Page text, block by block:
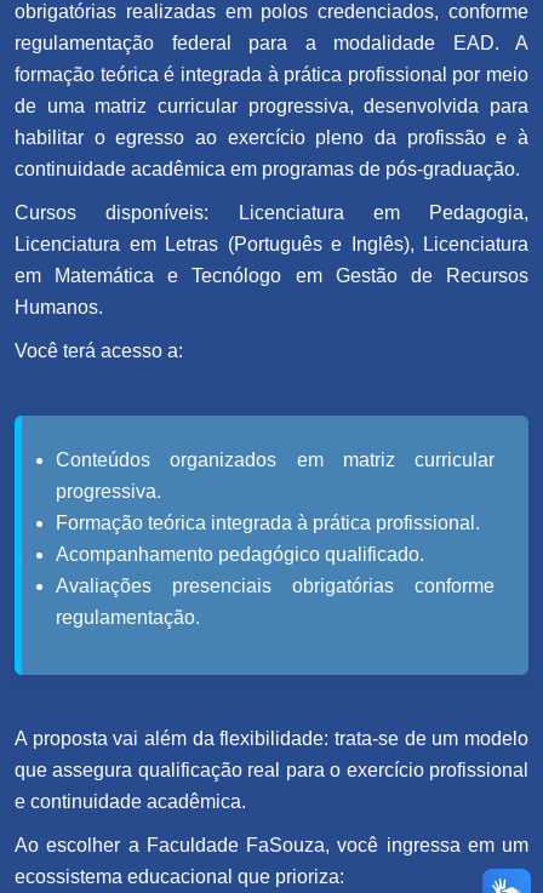
obrigatórias realizadas em polos credenciados, conforme
regulamentação federal para a modalidade EAD. A
formação teórica é integrada à prática profissional por meio
de uma matriz curricular progressiva, desenvolvida para
habilitar o egresso ao exercício pleno da profissão e à
continuidade acadêmica em programas de pós-graduação.
Cursos disponíveis: Licenciatura em Pedagogia,
Licenciatura em Letras (Português e Inglês), Licenciatura
em Matemática e Tecnólogo em Gestão de Recursos
Humanos.
Você terá acesso a:
Conteúdos organizados em matriz curricular
progressiva.
Formação teórica integrada à prática profissional.
Acompanhamento pedagógico qualificado.
Avaliações presenciais obrigatórias conforme
regulamentação.
A proposta vai além da flexibilidade: trata-se de um modelo
que assegura qualificação real para o exercício profissional
e continuidade acadêmica.
Ao escolher a Faculdade FaSouza, você ingressa em um
ecossistema educacional que prioriza: